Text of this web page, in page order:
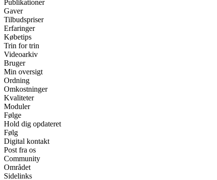
Publikationer
Gaver
Tilbudspriser
Erfaringer
Købetips
Trin for trin
Videoarkiv
Bruger
Min oversigt
Ordning
Omkostninger
Kvaliteter
Moduler
Følge
Hold dig opdateret
Følg
Digital kontakt
Post fra os
Community
Området
Sidelinks